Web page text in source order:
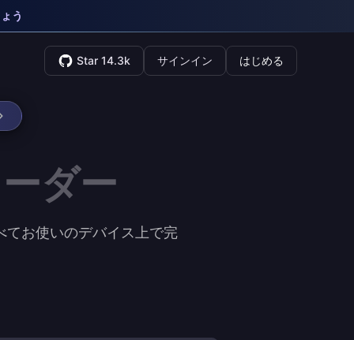
う
Star 14.3k サインイン はじめる
ダー
てお使いのデバイス上で完